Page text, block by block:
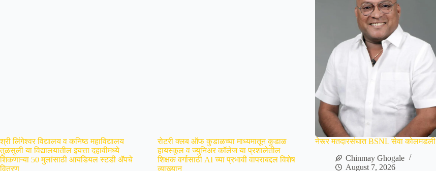
श्री लिंगेश्वर विद्यालय व कनिष्ठ महाविद्यालय
तुळसुली या विद्यालयातील इयत्ता दहावीमध्ये
शिकणाऱ्या 50 मुलांसाठी आयडियल स्टडी ॲपचे
वितरण
रोटरी क्लब ऑफ कुडाळच्या माध्यमातून कुडाळ
हायस्कूल व ज्युनिअर कॉलेज या प्रशालेतील
शिक्षक वर्गासाठी AI च्या प्रभावी वापराबद्दल विशेष
व्याख्यान
नेरूर मतदारसंघात BSNL सेवा कोलमडली
Chinmay Ghogale
August 7, 2026